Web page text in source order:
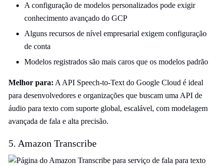
A configuração de modelos personalizados pode exigir
conhecimento avançado do GCP
Alguns recursos de nível empresarial exigem configuração
de conta
Modelos registrados são mais caros que os modelos padrão
Melhor para: A API Speech-to-Text do Google Cloud é ideal
para desenvolvedores e organizações que buscam uma API de
áudio para texto com suporte global, escalável, com modelagem
avançada de fala e alta precisão.
5. Amazon Transcribe